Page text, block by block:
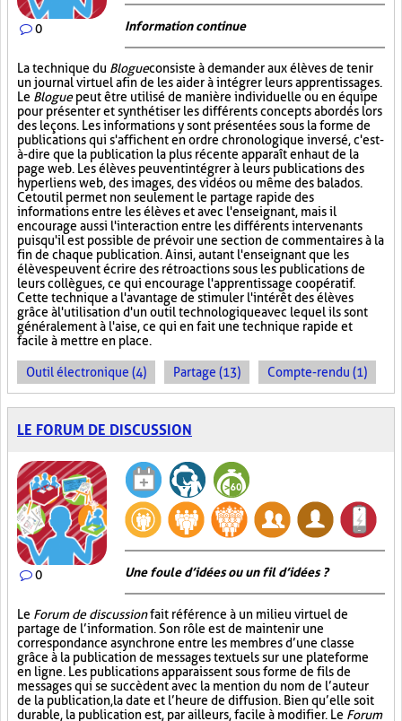
0 Information continue
La technique du Blogueconsiste à demander aux élèves de tenir
un journal virtuel afin de les aider à intégrer leurs apprentissages.
Le Bloguepeut être utilisé de manière individuelle ou en équipe
pour présenter et synthétiser les différents concepts abordés lors
des leçons. Les informations y sont présentées sous la forme de
publications qui s'affichent en ordre chronologique inversé, c'est-
à-dire que la publication la plus récente apparaît en haut de la
page web. Les élèves peuvent intégrer à leurs publications des
hyperliens web, des images, des vidéos ou même des balados.
Cet outil permet non seulement le partage rapide des
informations entre les élèves et avec l'enseignant, mais il
encourage aussi l'interaction entre les différents intervenants
puisqu'il est possible de prévoir une section de commentaires à la
fin de chaque publication. Ainsi, autant l'enseignant que les
élèves peuvent écrire des rétroactions sous les publications de
leurs collègues, ce qui encourage l'apprentissage coopératif.
Cette technique a l'avantage de stimuler l'intérêt des élèves
grâce à l'utilisation d'un outil technologique avec lequel ils sont
généralement à l'aise, ce qui en fait une technique rapide et
facile à mettre en place.
Outil électronique (4) Partage (13) Compte-rendu (1)
LE FORUM DE DISCUSSION
0 Une foule d’idées ou un fil d’idées ?
Le Forum de discussionfait référence à un milieu virtuel de
partage de l’information. Son rôle est de maintenir une
correspondance asynchrone entre les membres d’une classe
grâce à la publication de messages textuels sur une plateforme
en ligne. Les publications apparaissent sous forme de fils de
messages qui se succèdent avec la mention du nom de l’auteur
de la publication, la date et l’heure de diffusion. Bien qu’elle soit
durable, la publication est, par ailleurs, facile à modifier. Le Forum